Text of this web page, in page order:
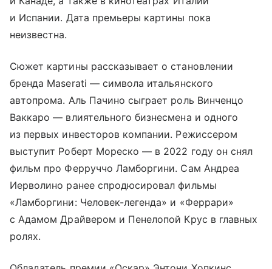
и Испании. Дата премьеры картины пока
неизвестна.
Сюжет картины рассказывает о становлении
бренда Maserati — символа итальянского
автопрома. Аль Пачино сыграет роль Винченцо
Ваккаро — влиятельного бизнесмена и одного
из первых инвесторов компании. Режиссером
выступит Роберт Мореско — в 2022 году он снял
фильм про Ферруччо Ламборгини. Сам Андреа
Иерволино ранее спродюсировал фильмы
«Ламборгини: Человек-легенда» и «Феррари»
с Адамом Драйвером и Пенелопой Крус в главных
ролях.